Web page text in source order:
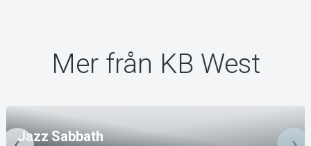
Mer från KB West
Jazz Sabbath